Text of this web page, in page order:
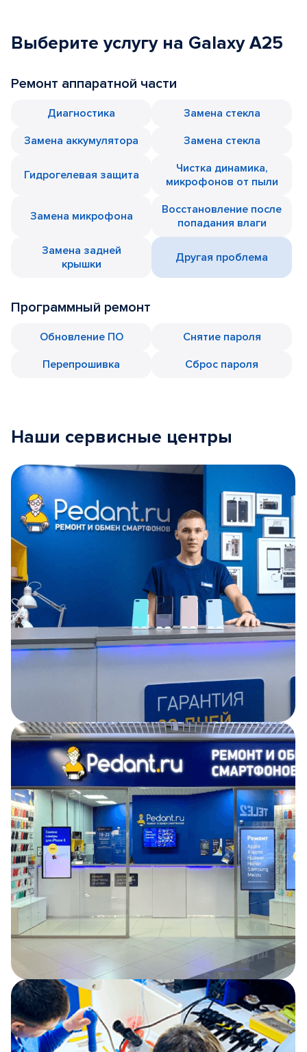
Выберите услугу на Galaxy A25
Ремонт аппаратной части
Диагностика
Замена стекла
Замена аккумулятора
Замена стекла
Гидрогелевая защита
Чистка динамика,
микрофонов от пыли
Замена микрофона
Восстановление после
попадания влаги
Замена задней
крышки
Другая проблема
Программный ремонт
Обновление ПО
Снятие пароля
Перепрошивка
Сброс пароля
Наши сервисные центры